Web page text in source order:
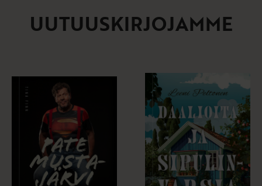
UUTUUSKIRJOJAMME